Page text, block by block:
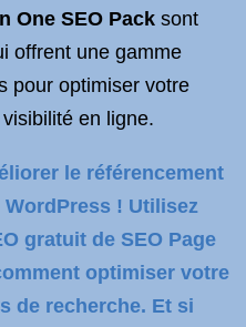
One SEO Pack sont
offrent une gamme
pour optimiser votre
en ligne.
le référencement
! Utilisez
gratuit de SEO Page
optimiser votre
de recherche. Et si